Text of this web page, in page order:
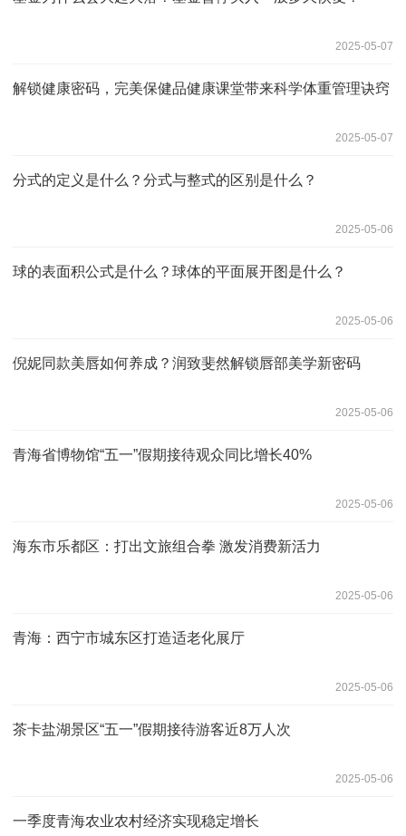
2025-05-07
解锁健康密码，完美保健品健康课堂带来科学体重管理诀窍
2025-05-07
分式的定义是什么？分式与整式的区别是什么？
2025-05-06
球的表面积公式是什么？球体的平面展开图是什么？
2025-05-06
倪妮同款美唇如何养成？润致斐然解锁唇部美学新密码
2025-05-06
青海省博物馆“五一”假期接待观众同比增长40%
2025-05-06
海东市乐都区：打出文旅组合拳 激发消费新活力
2025-05-06
青海：西宁市城东区打造适老化展厅
2025-05-06
茶卡盐湖景区“五一”假期接待游客近8万人次
2025-05-06
一季度青海农业农村经济实现稳定增长